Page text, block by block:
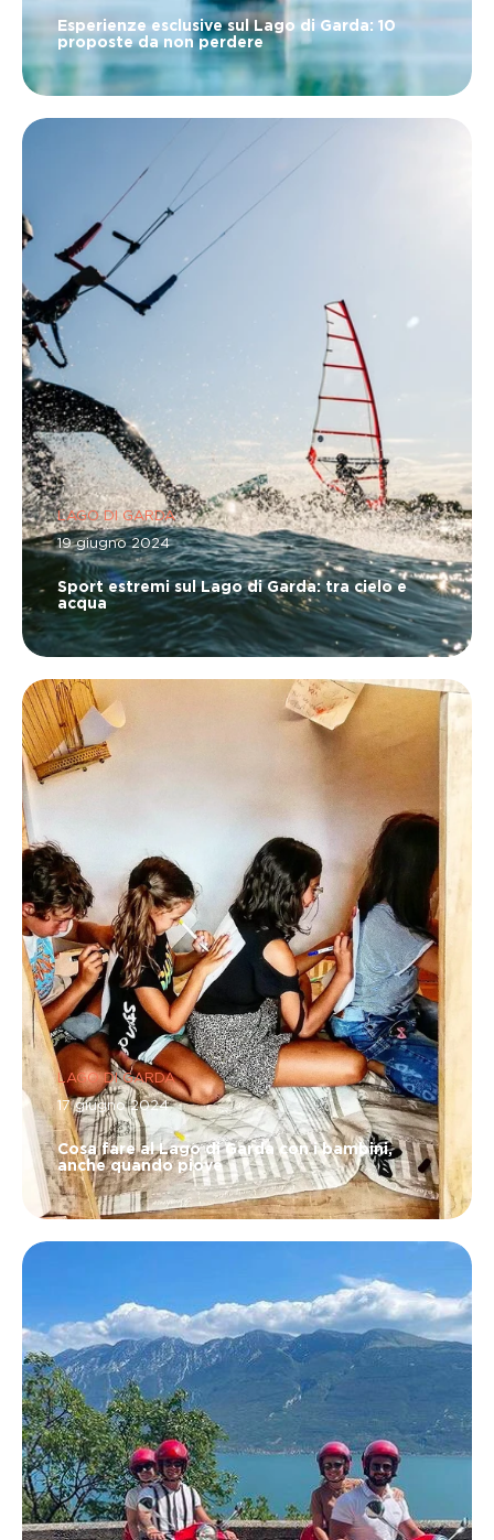
Esperienze esclusive sul Lago di Garda: 10
proposte da non perdere
LAGO DI GARDA
19 giugno 2024
Sport estremi sul Lago di Garda: tra cielo e
acqua
LAGO DI GARDA
17 giugno 2024
Cosa fare al Lago di Garda con i bambini,
anche quando piove